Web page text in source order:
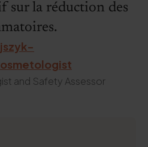
sur la réduction des
and Safety Assessor